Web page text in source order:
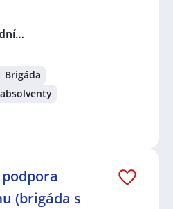
Brigáda
(brigáda s